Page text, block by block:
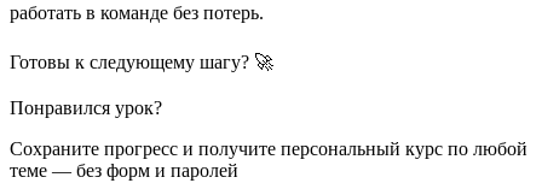
работать в команде без потерь.
Готовы к следующему шагу? 🚀
Понравился урок?
Сохраните прогресс и получите персональный курс по любой
теме — без форм и паролей